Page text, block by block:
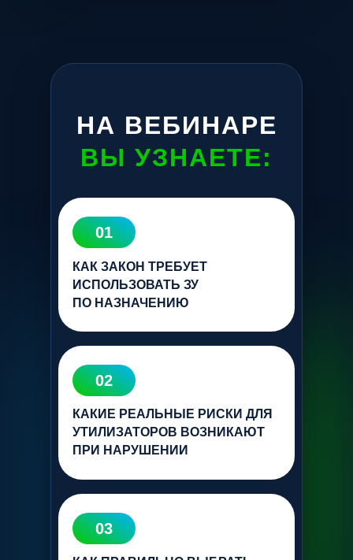
КАК ЗАКОН ТРЕБУЕТ
ИСПОЛЬЗОВАТЬ ЗУ
ПО НАЗНАЧЕНИЮ
02
01
КАКИЕ РЕАЛЬНЫЕ РИСКИ ДЛЯ
УТИЛИЗАТОРОВ ВОЗНИКАЮТ
ПРИ НАРУШЕНИИ
03
НА ВЕБИНАРЕ
ВЫ УЗНАЕТЕ: